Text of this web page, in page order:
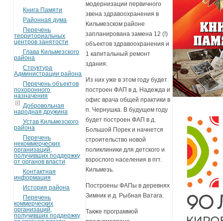
Книга Памяти
Районная дума
Перечень
территориальных
центров занятости
Глава Кильмезского
района
Структура
Администрации района
Перечень объектов
похоронного
назначения
Добровольная
народная дружина
Устав Кильмезского
района
Перечень
некоммерческих
организаций,
получивших поддержку
от органов власти
Контактная
информация
История района
Перечень
коммерческих
организаций,
получивших поддержку
модернизации первичного
звена здравоохранения в
Кильмезском районе
запланирована замена 12 (!)
объектов здравоохранения и
1 капитальный ремонт
здания.
Из них уже в этом году будет
построен ФАП в д. Надежда и
офис врача общей практики в
п. Чернушка. В будущем году
будет построен ФАП в д.
Большой Порек и начнется
строительство новой
поликлиники для детского и
взрослого населения в пгт.
Кильмезь.
Построены ФАПы в деревнях
Зимник и д. Рыбная Ватага.
Также программой